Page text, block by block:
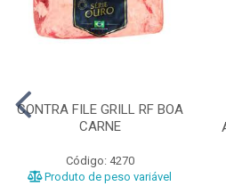
CONTRA FILE GRILL RF BOA
CARNE
Código: 4270
Produto de peso variável